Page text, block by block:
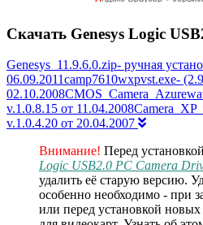
Скачать Genesys Logic
Genesys_11.9.6.0.zip- ручная
06.09.2011camp7610wxpvst.exe-
v.1.0.8.15 от
v.1.0.4.20 от 20.04.2007
Внимание! Перед
Logic USB2.0 PC Camera
удалить её старую версию.
особенно необходимо - при
или перед установкой